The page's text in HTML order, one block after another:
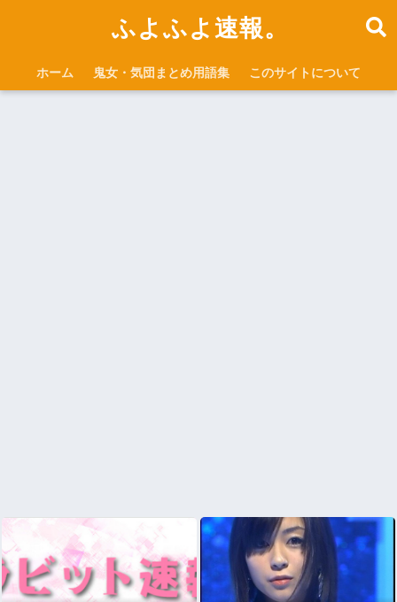
ふよふよ速報。
ホーム 鬼女・気団まとめ用語集 このサイトについて